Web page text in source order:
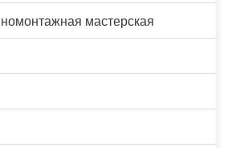
мастерская